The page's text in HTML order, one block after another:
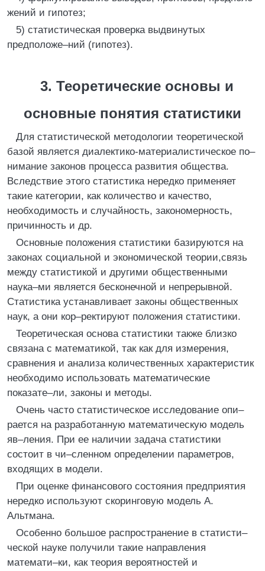
жений и гипотез;
5) статистическая проверка выдвинутых
предположе–ний (гипотез).
3. Теоретические основы и
основные понятия статистики
Для статистической методологии теоретической
базой является диалектико-материалистическое по–
нимание законов процесса развития общества.
Вследствие этого статистика нередко применяет
такие категории, как количество и качество,
необходимость и случайность, закономерность,
причинность и др.
Основные положения статистики базируются на
законах социальной и экономической теории,связь
между статистикой и другими общественными
наука–ми является бесконечной и непрерывной.
Статистика устанавливает законы общественных
наук, а они кор–ректируют положения статистики.
Теоретическая основа статистики также близко
связана с математикой, так как для измерения,
сравнения и анализа количественных характеристик
необходимо использовать математические
показате–ли, законы и методы.
Очень часто статистическое исследование опи–
рается на разработанную математическую модель
яв–ления. При ее наличии задача статистики
состоит в чи–сленном определении параметров,
входящих в модели.
При оценке финансового состояния предприятия
нередко используют скоринговую модель А.
Альтмана.
Особенно большое распространение в статисти–
ческой науке получили такие направления
математи–ки, как теория вероятностей и